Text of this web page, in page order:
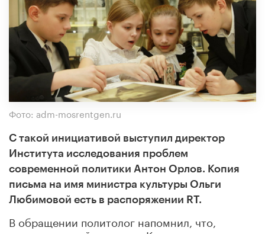
Фото: adm-mosrentgen.ru
С такой инициативой выступил директор
Института исследования проблем
современной политики Антон Орлов. Копия
письма на имя министра культуры Ольги
Любимовой есть в распоряжении RT.
В обращении политолог напомнил, что,